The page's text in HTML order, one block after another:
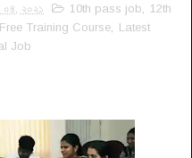
০৪, ২০২১ 10th pass job
12th
Free Training Course
Latest
Job